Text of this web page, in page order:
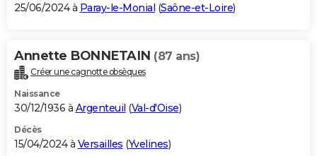
25/06/2024 à Paray-le-Monial (Saône-et-Loire)
Annette BONNETAIN (87 ans)
Créer une cagnotte obsèques
Naissance
30/12/1936 à Argenteuil (Val-d'Oise)
Décès
15/04/2024 à Versailles (Yvelines)